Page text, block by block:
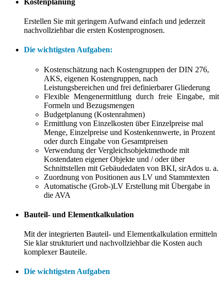
Erstellen Sie mit geringem Aufwand einfach und jederzeit
nachvollziehbar die ersten Kostenprognosen.
Die wichtigsten Aufgaben:
Kostenschätzung nach Kostengruppen der DIN 276,
AKS, eigenen Kosten­gruppen, nach
Leistungsbereichen und frei definierbarer Gliederung
Flexible Mengenermittlung durch freie Eingabe, mit
Formeln und Bezugsmengen
Budgetplanung (Kostenrahmen)
Ermittlung von Einzelkosten über Einzelpreise mal
Menge, Einzelpreise und Kostenkennwerte, in Prozent
oder durch Eingabe von Gesamtpreisen
Verwendung der Vergleichsobjektmethode mit
Kostendaten eigener Objekte und / oder über
Schnittstellen mit Gebäudedaten von BKI, sirAdos u. a.
Zuordnung von Positionen aus LV und Stammtexten
Automatische (Grob-)LV Erstellung mit Übergabe in
die AVA
Bauteil- und Elementkalkulation
Mit der integrierten Bauteil- und Elementkalkulation ermitteln
Sie klar strukturiert und nachvollziehbar die Kosten auch
komplexer Bauteile.
Die wichtigsten Aufgaben